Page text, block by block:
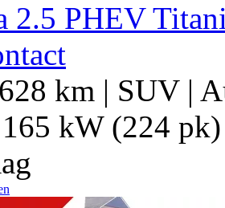
2.5 PHEV
km | SUV|
165 kW (224 pk)